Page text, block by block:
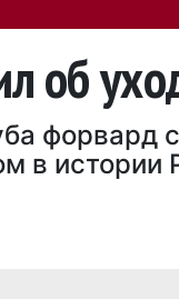
об
в истории